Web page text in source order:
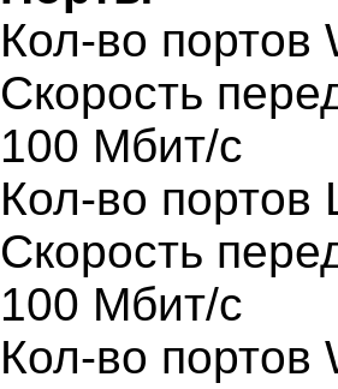
Кол-во портов
Скорость
100 Мбит/с
Кол-во портов
Скорость
100 Мбит/с
Кол-во портов